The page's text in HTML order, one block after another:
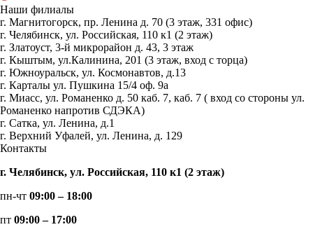
Наши филиалы
г. Магнитогорск, пр. Ленина д. 70 (3 этаж, 331 офис)
г. Челябинск, ул. Российская, 110 к1 (2 этаж)
г. Златоуст, 3-й микрорайон д. 43, 3 этаж
г. Кыштым, ул.Калинина, 201 (3 этаж, вход с торца)
г. Южноуральск, ул. Космонавтов, д.13
г. Карталы ул. Пушкина 15/4 оф. 9а
г. Миасс, ул. Романенко д. 50 каб. 7, каб. 7 ( вход со стороны ул.
Романенко напротив СДЭКА)
г. Сатка, ул. Ленина, д.1
г. Верхний Уфалей, ул. Ленина, д. 129
Контакты
г. Челябинск, ул. Российская, 110 к1 (2 этаж)
пн-чт 09:00 – 18:00
пт 09:00 – 17:00